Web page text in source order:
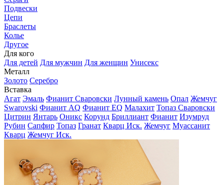
Подвески
Цепи
Браслеты
Колье
Другое
Для кого
Для детей Для мужчин Для женщин Унисекс
Металл
Золото Серебро
Вставка
Агат Эмаль Фианит Сваровски Лунный камень Опал Жемчуг
Swarovski Фианит AQ Фианит EQ Малахит Топаз Сваровски
Цитрин Янтарь Оникс Корунд Бриллиант Фианит Изумруд
Рубин Сапфир Топаз Гранат Кварц Иск. Жемчуг Муассанит
Кварц Жемчуг Иск.